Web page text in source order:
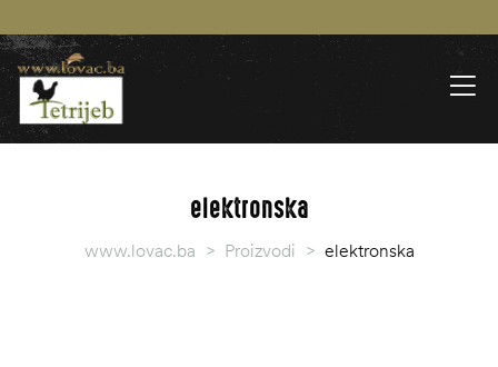
elektronska
www.lovac.ba > Proizvodi > elektronska